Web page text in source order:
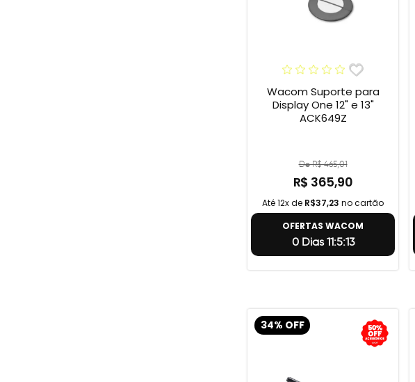
Wacom Suporte para
Display One 12" e 13"
ACK649Z
De R$ 465,01
R$ 365,90
Até 12x de R$37,23 no cartão
OFERTAS WACOM
0 Dias 11:5:12
34% OFF